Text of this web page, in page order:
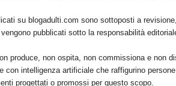
su blogadulti.com sono sottoposti a
pubblicati sotto la responsabilità
produce, non ospita, non commissiona e non
con intelligenza artificiale che raffigurino
progettati o promossi per questo scopo.